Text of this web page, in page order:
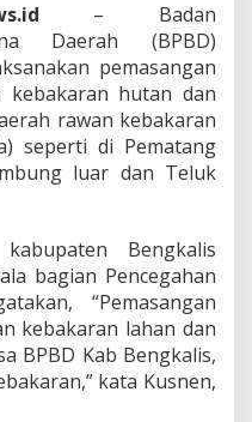
– Badan
Daerah (BPBD)
pemasangan
kebakaran hutan dan
rawan kebakaran
seperti di Pematang
luar dan Teluk
Bengkalis
bagian Pencegahan
“Pemasangan
kebakaran lahan dan
BPBD Kab Bengkalis,
kata Kusnen,